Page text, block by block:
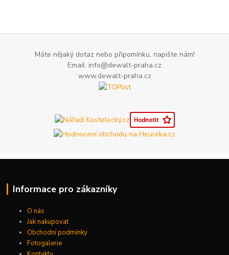
Máte nějaký dotaz nebo připomínku, napište nám!
Email: info@dewalt-praha.cz
www.dewalt-praha.cz
Informace pro zákazníky
O nás
Jak nakupovat
Obchodní podmínky
Fotogalerie